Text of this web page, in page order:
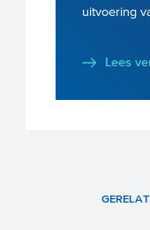
uitvoering
Lees